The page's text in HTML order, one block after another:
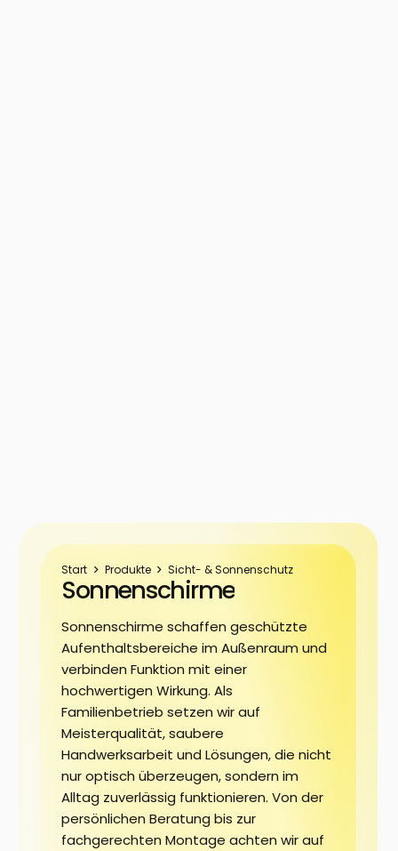
Start Produkte Sicht- & Sonnenschutz
Sonnenschirme
Sonnenschirme schaffen geschützte
Aufenthaltsbereiche im Außenraum und
verbinden Funktion mit einer
hochwertigen Wirkung. Als
Familienbetrieb setzen wir auf
Meisterqualität, saubere
Handwerksarbeit und Lösungen, die nicht
nur optisch überzeugen, sondern im
Alltag zuverlässig funktionieren. Von der
persönlichen Beratung bis zur
fachgerechten Montage achten wir auf